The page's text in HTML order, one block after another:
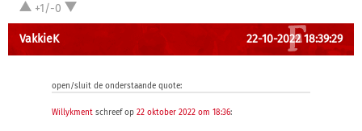
+1/-0
VakkieK 22-10-2022 18:39:29
open/sluit de onderstaande quote:
Willykment schreef op 22 oktober 2022 om 18:36: